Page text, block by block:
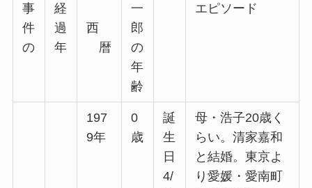
事
件
の
経
過
年
西
暦
一
郎
の
年
齢
エピソード
197
9年
0
歳
誕
生
日
4/
母・浩子20歳く
らい。清家嘉和
と結婚。東京よ
り愛媛・愛南町